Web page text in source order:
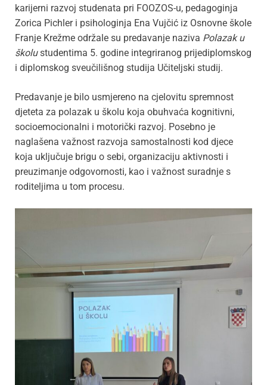
karijerni razvoj studenata pri FOOZOS-u, pedagoginja
Zorica Pichler i psihologinja Ena Vujčić iz Osnovne škole
Franje Krežme održale su predavanje naziva Polazak u
školustudentima 5. godine integriranog prijediplomskog
i diplomskog sveučilišnog studija Učiteljski studij.
Predavanje je bilo usmjereno na cjelovitu spremnost
djeteta za polazak u školu koja obuhvaća kognitivni,
socioemocionalni i motorički razvoj. Posebno je
naglašena važnost razvoja samostalnosti kod djece
koja uključuje brigu o sebi, organizaciju aktivnosti i
preuzimanje odgovornosti, kao i važnost suradnje s
roditeljima u tom procesu.